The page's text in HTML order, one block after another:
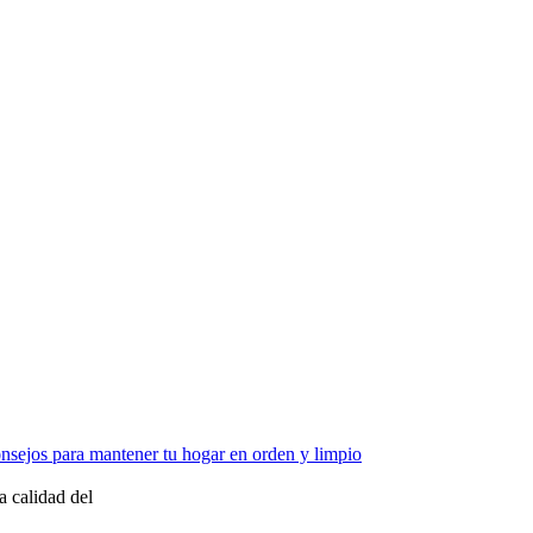
para mantener tu hogar en orden y limpio
calidad del